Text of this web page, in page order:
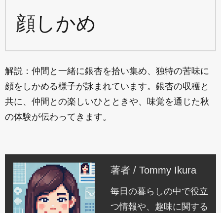
顔しかめ
解説：仲間と一緒に銀杏を拾い集め、独特の苦味に
顔をしかめる様子が詠まれています。銀杏の収穫と
共に、仲間との楽しいひとときや、味覚を通じた秋
の体験が伝わってきます。
著者 / Tommy Ikura
毎日の暮らしの中で役立
つ情報や、趣味に関する